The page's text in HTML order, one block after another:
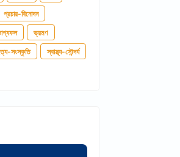
প্রচার-বিনোদন
ভ্রমণ
সংস্কৃতি স্বাস্থ্য-সৌন্দর্য